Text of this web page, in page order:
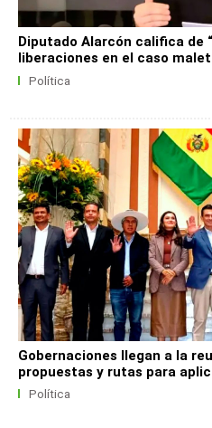
Diputado Alarcón califica de
liberaciones en el caso
Política
Gobernaciones llegan a la
propuestas y rutas para
Política